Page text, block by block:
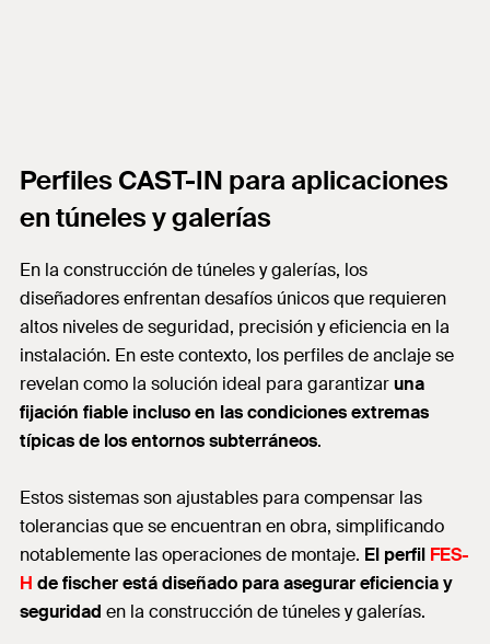
Perfiles CAST-IN para aplicaciones
en túneles y galerías
En la construcción de túneles y galerías, los
diseñadores enfrentan desafíos únicos que requieren
altos niveles de seguridad, precisión y eficiencia en la
instalación. En este contexto, los perfiles de anclaje se
revelan como la solución ideal para garantizaruna
fijación fiable incluso en las condiciones extremas
típicas de los entornos subterráneos.
Estos sistemas son ajustables para compensar las
tolerancias que se encuentran en obra, simplificando
notablemente las operaciones de montaje. El perfil FES-
H de fischer está diseñado para asegurar eficiencia y
seguridad en la construcción de túneles y galerías.